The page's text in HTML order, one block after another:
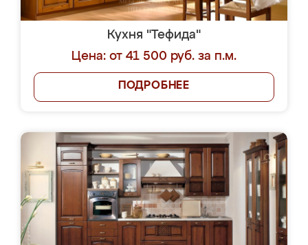
Кухня "Тефида"
Цена: от 41 500 руб. за п.м.
ПОДРОБНЕЕ